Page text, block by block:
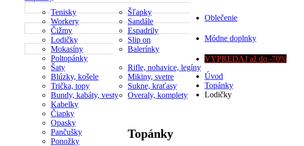
Tenisky
Workery
Čižmy
Lodičky
Mokasíny
Poltopánky
Šľapky
Sandále
Espadrily
Slip on
Balerínky
Oblečenie
Šaty
Blúzky, košele
Trička, topy
Bundy, kabáty, vesty
Rifle, nohavice, legíny
Mikiny, svetre
Sukne, kraťasy
Overaly, komplety
Módne doplnky
Kabelky
Čiapky
Opasky
Pančušky
Ponožky
VÝPREDAJ až do -70%
Úvod
Topánky
Lodičky
Topánky